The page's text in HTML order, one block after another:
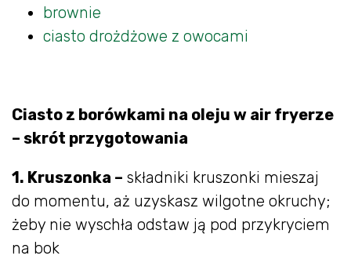
brownie
ciasto drożdżowe z owocami
Ciasto z borówkami na oleju w air fryerze
– skrót przygotowania
1. Kruszonka – składniki kruszonki mieszaj
do momentu, aż uzyskasz wilgotne okruchy;
żeby nie wyschła odstaw ją pod przykryciem
na bok